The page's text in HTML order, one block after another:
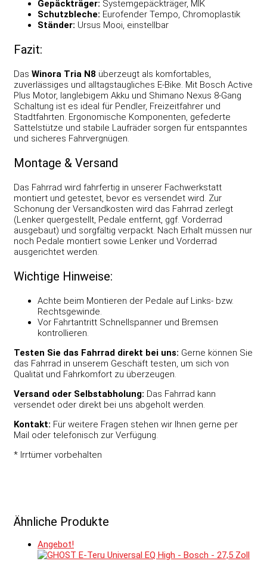
Gepäckträger: Systemgepäckträger, MIK
Schutzbleche: Eurofender Tempo, Chromoplastik
Ständer: Ursus Mooi, einstellbar
Fazit:
Das Winora Tria N8 überzeugt als komfortables,
zuverlässiges und alltagstaugliches E-Bike. Mit Bosch Active
Plus Motor, langlebigem Akku und Shimano Nexus 8-Gang
Schaltung ist es ideal für Pendler, Freizeitfahrer und
Stadtfahrten. Ergonomische Komponenten, gefederte
Sattelstütze und stabile Laufräder sorgen für entspanntes
und sicheres Fahrvergnügen.
Montage & Versand
Das Fahrrad wird fahrfertig in unserer Fachwerkstatt
montiert und getestet, bevor es versendet wird. Zur
Schonung der Versandkosten wird das Fahrrad zerlegt
(Lenker quergestellt, Pedale entfernt, ggf. Vorderrad
ausgebaut) und sorgfältig verpackt. Nach Erhalt müssen nur
noch Pedale montiert sowie Lenker und Vorderrad
ausgerichtet werden.
Wichtige Hinweise:
Achte beim Montieren der Pedale auf Links- bzw.
Rechtsgewinde.
Vor Fahrtantritt Schnellspanner und Bremsen
kontrollieren.
Testen Sie das Fahrrad direkt bei uns: Gerne können Sie
das Fahrrad in unserem Geschäft testen, um sich von
Qualität und Fahrkomfort zu überzeugen.
Versand oder Selbstabholung: Das Fahrrad kann
versendet oder direkt bei uns abgeholt werden.
Kontakt: Für weitere Fragen stehen wir Ihnen gerne per
Mail oder telefonisch zur Verfügung.
* Irrtümer vorbehalten
Ähnliche Produkte
Angebot!